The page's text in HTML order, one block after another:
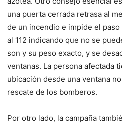
una puerta cerrada retrasa al
de un incendio e impide el
al 112 indicando que no se
son y su peso exacto, y se
ventanas. La persona afectada
ubicación desde una ventana
rescate de los bomberos.
Por otro lado, la campaña